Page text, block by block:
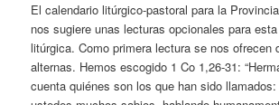
El calendario litúrgico-pastoral para la
nos sugiere unas lecturas opcionales para
litúrgica. Como primera lectura se nos ofrecen
alternas. Hemos escogido 1 Co 1,26-31:
cuenta quiénes son los que han sido